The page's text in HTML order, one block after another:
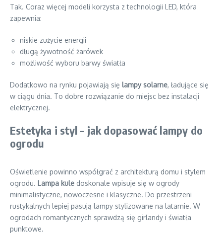
Tak. Coraz więcej modeli korzysta z technologii LED, która
zapewnia:
niskie zużycie energii
długą żywotność żarówek
możliwość wyboru barwy światła
Dodatkowo na rynku pojawiają się lampy solarne, ładujące się
w ciągu dnia. To dobre rozwiązanie do miejsc bez instalacji
elektrycznej.
Estetyka i styl – jak dopasować lampy do
ogrodu
Oświetlenie powinno współgrać z architekturą domu i stylem
ogrodu. Lampa kule doskonale wpisuje się w ogrody
minimalistyczne, nowoczesne i klasyczne. Do przestrzeni
rustykalnych lepiej pasują lampy stylizowane na latarnie. W
ogrodach romantycznych sprawdzą się girlandy i światła
punktowe.